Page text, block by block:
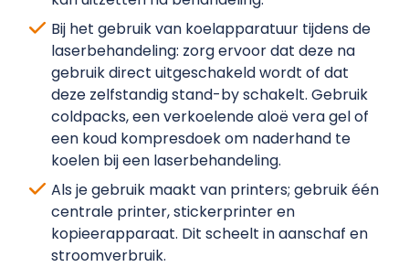
Bij het gebruik van koelapparatuur tijdens de
laserbehandeling: zorg ervoor dat deze na
gebruik direct uitgeschakeld wordt of dat
deze zelfstandig stand-by schakelt. Gebruik
coldpacks, een verkoelende aloë vera gel of
een koud kompresdoek om naderhand te
koelen bij een laserbehandeling.
Als je gebruik maakt van printers; gebruik één
centrale printer, stickerprinter en
kopieerapparaat. Dit scheelt in aanschaf en
stroomverbruik.